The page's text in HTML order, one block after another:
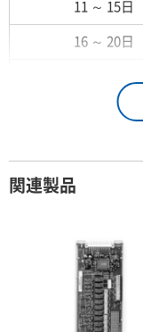
11 ～ 15日
16 ～ 20日
26日 ～ 1ヶ月
1ヶ月
2ヶ月
3ヶ月
関連製品